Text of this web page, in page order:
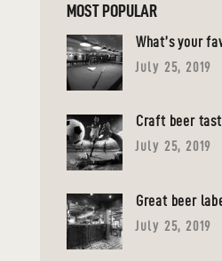
MOST POPULAR
What’s your
July 25, 2019
Craft beer
July 25, 2019
Great beer
July 25, 2019